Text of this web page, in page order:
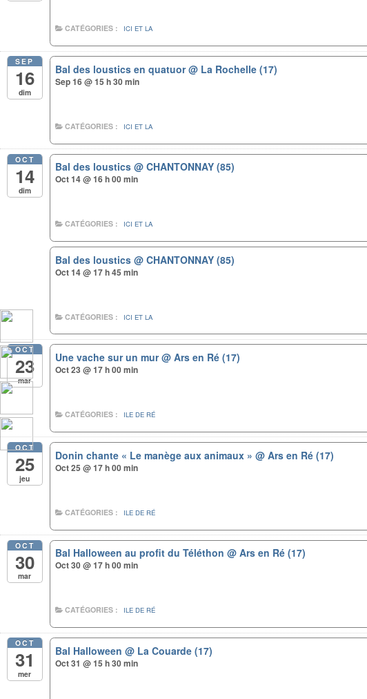
CATÉGORIES : ICI ET LA
SEP
16
dim
Bal des loustics en quatuor@ La Rochelle (17)
Sep 16 @ 15 h 30 min
CATÉGORIES : ICI ET LA
OCT
14
dim
Bal des loustics@ CHANTONNAY (85)
Oct 14 @ 16 h 00 min
CATÉGORIES : ICI ET LA
Bal des loustics@ CHANTONNAY (85)
Oct 14 @ 17 h 45 min
CATÉGORIES : ICI ET LA
OCT
23
mar
Une vache sur un mur@ Ars en Ré (17)
Oct 23 @ 17 h 00 min
CATÉGORIES : ILE DE RÉ
OCT
25
jeu
Donin chante « Le manège aux animaux »@ Ars en Ré (17)
Oct 25 @ 17 h 00 min
CATÉGORIES : ILE DE RÉ
OCT
30
mar
Bal Halloween au profit du Téléthon@ Ars en Ré (17)
Oct 30 @ 17 h 00 min
CATÉGORIES : ILE DE RÉ
OCT
31
mer
Bal Halloween@ La Couarde (17)
Oct 31 @ 15 h 30 min